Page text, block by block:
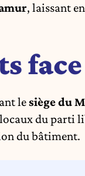
, laissant
lesiège du
du parti
du bâtiment.